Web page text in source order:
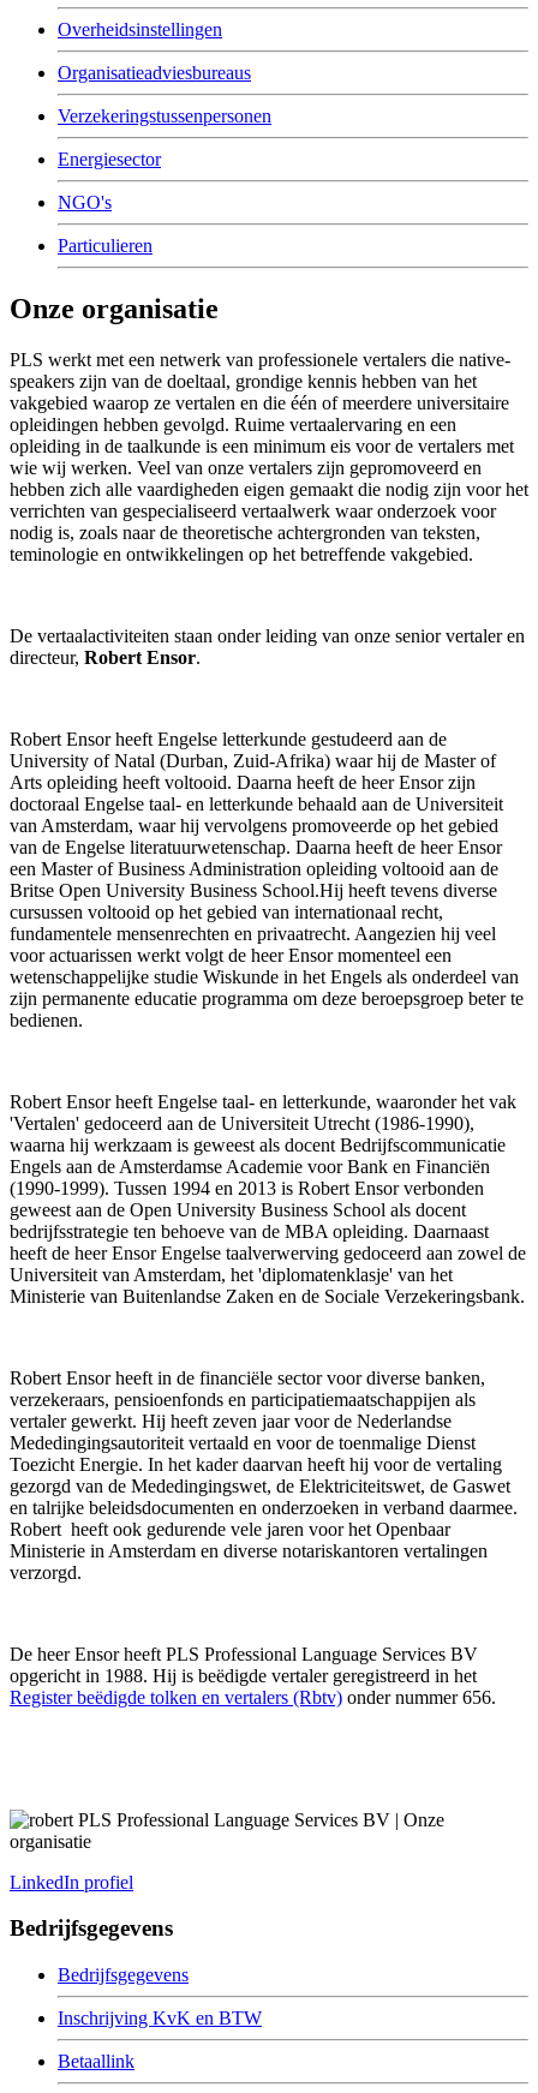
Overheidsinstellingen
Organisatieadviesbureaus
Verzekeringstussenpersonen
Energiesector
NGO's
Particulieren
Onze organisatie
PLS werkt met een netwerk van professionele vertalers die native-
speakers zijn van de doeltaal, grondige kennis hebben van het
vakgebied waarop ze vertalen en die één of meerdere universitaire
opleidingen hebben gevolgd. Ruime vertaalervaring en een
opleiding in de taalkunde is een minimum eis voor de vertalers met
wie wij werken. Veel van onze vertalers zijn gepromoveerd en
hebben zich alle vaardigheden eigen gemaakt die nodig zijn voor het
verrichten van gespecialiseerd vertaalwerk waar onderzoek voor
nodig is, zoals naar de theoretische achtergronden van teksten,
teminologie en ontwikkelingen op het betreffende vakgebied.
De vertaalactiviteiten staan onder leiding van onze senior vertaler en
directeur, Robert Ensor.
Robert Ensor heeft Engelse letterkunde gestudeerd aan de
University of Natal (Durban, Zuid-Afrika) waar hij de Master of
Arts opleiding heeft voltooid. Daarna heeft de heer Ensor zijn
doctoraal Engelse taal- en letterkunde behaald aan de Universiteit
van Amsterdam, waar hij vervolgens promoveerde op het gebied
van de Engelse literatuurwetenschap. Daarna heeft de heer Ensor
een Master of Business Administration opleiding voltooid aan de
Britse Open University Business School.Hij heeft tevens diverse
cursussen voltooid op het gebied van internationaal recht,
fundamentele mensenrechten en privaatrecht. Aangezien hij veel
voor actuarissen werkt volgt de heer Ensor momenteel een
wetenschappelijke studie Wiskunde in het Engels als onderdeel van
zijn permanente educatie programma om deze beroepsgroep beter te
bedienen.
Robert Ensor heeft Engelse taal- en letterkunde, waaronder het vak
'Vertalen' gedoceerd aan de Universiteit Utrecht (1986-1990),
waarna hij werkzaam is geweest als docent Bedrijfscommunicatie
Engels aan de Amsterdamse Academie voor Bank en Financiën
(1990-1999). Tussen 1994 en 2013 is Robert Ensor verbonden
geweest aan de Open University Business School als docent
bedrijfsstrategie ten behoeve van de MBA opleiding. Daarnaast
heeft de heer Ensor Engelse taalverwerving gedoceerd aan zowel de
Universiteit van Amsterdam, het 'diplomatenklasje' van het
Ministerie van Buitenlandse Zaken en de Sociale Verzekeringsbank.
Robert Ensor heeft in de financiële sector voor diverse banken,
verzekeraars, pensioenfonds en participatiemaatschappijen als
vertaler gewerkt. Hij heeft zeven jaar voor de Nederlandse
Mededingingsautoriteit vertaald en voor de toenmalige Dienst
Toezicht Energie. In het kader daarvan heeft hij voor de vertaling
gezorgd van de Mededingingswet, de Elektriciteitswet, de Gaswet
en talrijke beleidsdocumenten en onderzoeken in verband daarmee.
Robert heeft ook gedurende vele jaren voor het Openbaar
Ministerie in Amsterdam en diverse notariskantoren vertalingen
verzorgd.
De heer Ensor heeft PLS Professional Language Services BV
opgericht in 1988. Hij is beëdigde vertaler geregistreerd in het
Register beëdigde tolken en vertalers (Rbtv) onder nummer 656.
LinkedIn profiel
Bedrijfsgegevens
Bedrijfsgegevens
Inschrijving KvK en BTW
Betaallink